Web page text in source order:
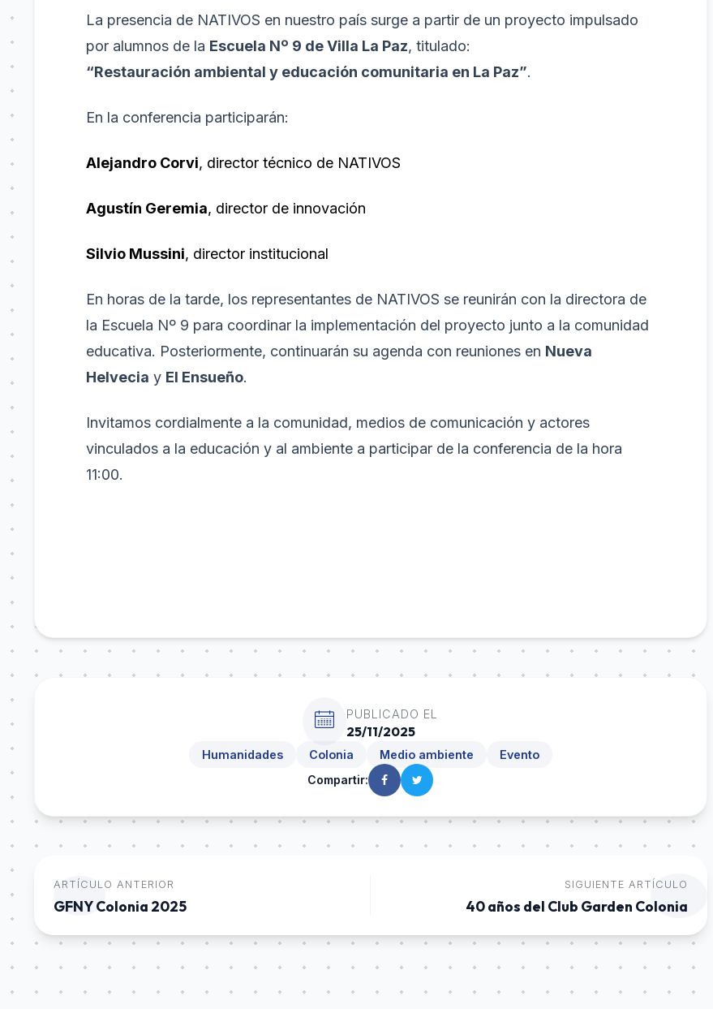
La presencia de NATIVOS en nuestro país surge a partir de un proyecto impulsado
por alumnos de la Escuela Nº 9 de Villa La Paz, titulado:
“Restauración ambiental y educación comunitaria en La Paz”.
En la conferencia participarán:
Alejandro Corvi, director técnico de NATIVOS
Agustín Geremia, director de innovación
Silvio Mussini, director institucional
En horas de la tarde, los representantes de NATIVOS se reunirán con la directora de
la Escuela Nº 9 para coordinar la implementación del proyecto junto a la comunidad
educativa. Posteriormente, continuarán su agenda con reuniones en Nueva
Helvecia y El Ensueño.
Invitamos cordialmente a la comunidad, medios de comunicación y actores
vinculados a la educación y al ambiente a participar de la conferencia de la hora
11:00.
PUBLICADO EL
25/11/2025
Humanidades Colonia Medio ambiente
Evento
Compartir:
ARTÍCULO ANTERIOR
GFNY Colonia 2025
SIGUIENTE ARTÍCULO
40 años del Club Garden Colonia